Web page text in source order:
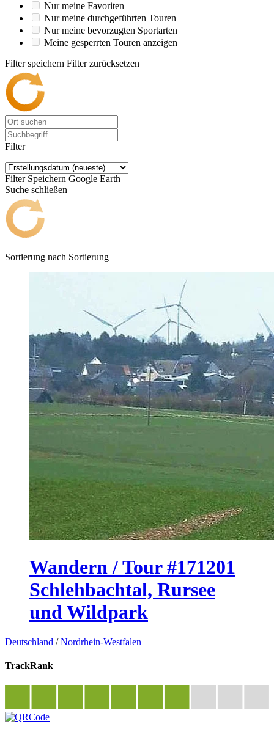
Nur meine Favoriten
Nur meine durchgeführten Touren
Nur meine bevorzugten Sportarten
Meine gesperrten Touren anzeigen
Filter speichern Filter zurücksetzen
Filter
Filter Speichern Google Earth
Suche schließen
Sortierung nach Sortierung
Wandern / Tour #171201
Schlehbachtal, Rursee
und Wildpark
Deutschland /Nordrhein-Westfalen
TrackRank